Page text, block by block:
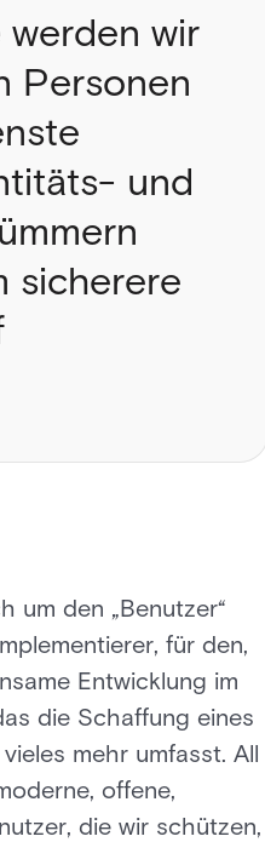
wir
Personen
und
sicherere
um den „Benutzer“
für den,
Entwicklung im
die Schaffung eines
mehr umfasst. All
offene,
die wir schützen,